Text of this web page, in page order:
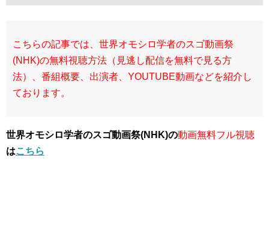
こちらの記事では、世界オモシロ学者のスゴ動画祭
(NHK)の無料視聴方法（見逃し配信を無料で見る方
法）、番組概要、出演者、YOUTUBE動画などを紹介し
ております。
世界オモシロ学者のスゴ動画祭(NHK)の動画無料フル視聴
はこちら